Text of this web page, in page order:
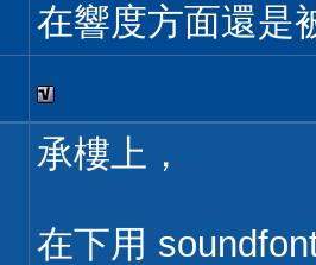
在響度方面還是
承樓上，
在下用